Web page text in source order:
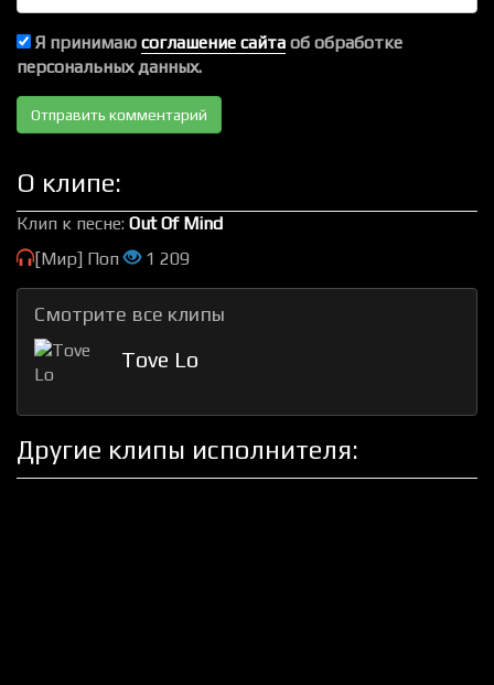
Я принимаю соглашение сайта об обработке
персональных данных.
О клипе:
Клип к песне: Out Of Mind
[Мир] Поп
1 209
Смотрите все клипы
Tove Lo
Другие клипы исполнителя: